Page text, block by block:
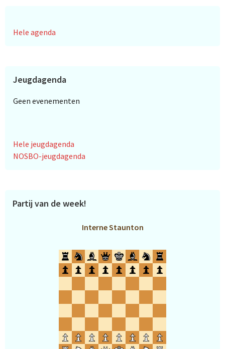
Hele agenda
Jeugdagenda
Geen evenementen
Hele jeugdagenda
NOSBO-jeugdagenda
Partij van de week!
Interne Staunton